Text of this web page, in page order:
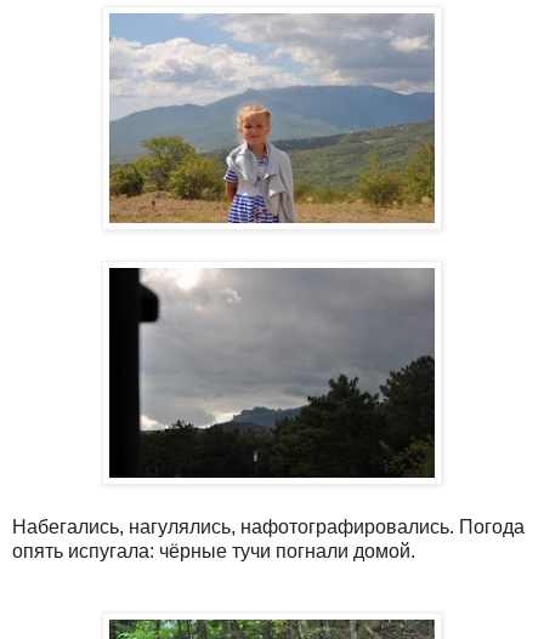
Набегались, нагулялись, нафотографировались. Погода
опять испугала: чёрные тучи погнали домой.